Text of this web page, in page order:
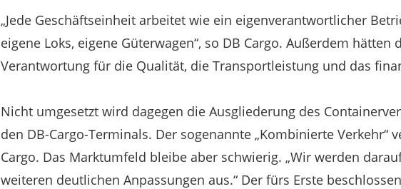
„Jede Geschäftseinheit arbeitet wie ein eigenverantwortlicher
eigene Loks, eigene Güterwagen“, so DB Cargo. Außerdem hätten
Verantwortung für die Qualität, die Transportleistung und das
Nicht umgesetzt wird dagegen die Ausgliederung des
den DB-Cargo-Terminals. Der sogenannte „Kombinierte Verkehr“
Cargo. Das Marktumfeld bleibe aber schwierig. „Wir werden
weiteren deutlichen Anpassungen aus.“ Der fürs Erste